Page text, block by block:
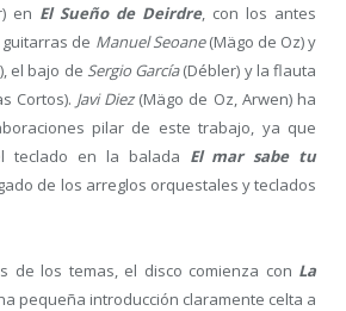
en El Sueño de Deirdre, con los antes
de Manuel Seoane(Mägo de Oz) y
el bajo de Sergio García(Débler) y la flauta
Cortos). Javi Diez(Mägo de Oz, Arwen) ha
pilar de este trabajo, ya que
teclado en la balada El mar sabe tu
de los arreglos orquestales y teclados
de los temas, el disco comienza con La
pequeña introducción claramente celta a